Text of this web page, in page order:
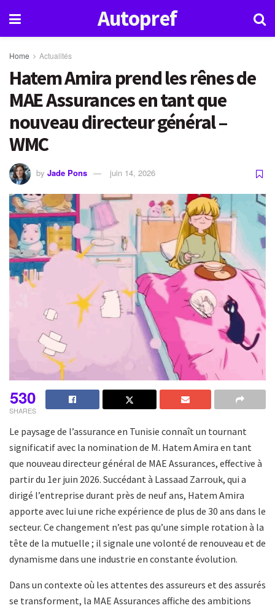
Autopref
Home Actualités
Hatem Amira prend les rênes de
MAE Assurances en tant que
nouveau directeur général –
WMC
by Jade Pons juin 14, 2026
530
SHARES
Le paysage de l’assurance en Tunisie connaît un tournant
significatif avec la nomination de M. Hatem Amira en tant
que nouveau directeur général de MAE Assurances, effective à
partir du 1er juin 2026. Succédant à Lassaad Zarrouk, qui a
dirigé l’entreprise durant près de neuf ans, Hatem Amira
apporte avec lui une riche expérience de plus de 30 ans dans le
secteur. Ce changement n’est pas qu’une simple rotation à la
tête de la mutuelle ; il signale une volonté de renouveau et de
dynamisme dans une industrie en constante évolution.
Dans un contexte où les attentes des assureurs et des assurés
se transforment, la MAE Assurances affiche des ambitions